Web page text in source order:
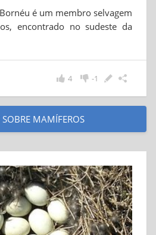
é um membro selvagem
encontrado no sudeste da
-1
4
MAMÍFEROS